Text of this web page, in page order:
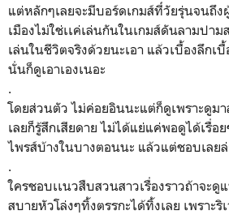
แต่หลักๆเลยจะมีบอร์ดเกมส์ที่่วัยรุ่นจนถึ
เมืองไม่ใช่เเค่เล่นกันในเกมส์ดันลามปา
เล่นในชีวิตจริงด้วยนะเอา แล้วเบื้องลึกเ
นั่นก็ดูเอาเองเนอะ
.
โดยส่วนตัว ไม่ค่อยอินนะแต่ก็ดูเพราะดูม
เลยก็รู้สึกเสียดาย ไม่ได้แย่แค่พอดูได้เรื่อ
ไพรส์บ้างในบางตอนนะ แล้วแต่ชอบเลย
.
ใครชอบเเนวสืบสวนสาวเรื่องราวถ้าจะ
สบายหัวโล่งๆทิ้งตรรกะได้ทิ้งเลย เพราะริ